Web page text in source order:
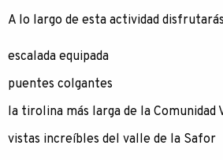
A lo largo de esta actividad
escalada equipada
puentes colgantes
la tirolina más larga de la Comunidad
vistas increíbles del valle de la Safor